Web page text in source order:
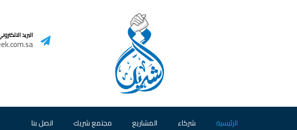
البريد
الرئيسية شركاء المشاريع مجتمع شريك اتصل بنا